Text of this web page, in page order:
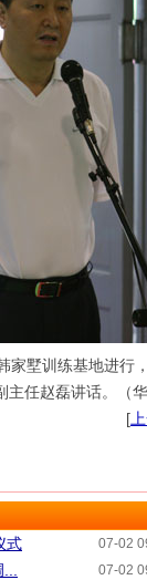
墅训练基地进行
任赵磊讲话。（华
[
07-02
式
07-02